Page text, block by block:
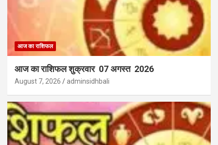
आज का राशिफल
आज का राशिफल शुक्रवार 07 अगस्त 2026
August 7, 2026 adminsidhbali